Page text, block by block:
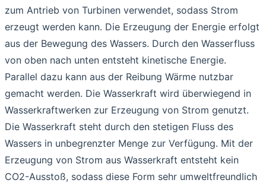
zum Antrieb von Turbinen verwendet, sodass Strom
erzeugt werden kann. Die Erzeugung der Energie erfolgt
aus der Bewegung des Wassers. Durch den Wasserfluss
von oben nach unten entsteht kinetische Energie.
Parallel dazu kann aus der Reibung Wärme nutzbar
gemacht werden. Die Wasserkraft wird überwiegend in
Wasserkraftwerken zur Erzeugung von Strom genutzt.
Die Wasserkraft steht durch den stetigen Fluss des
Wassers in unbegrenzter Menge zur Verfügung. Mit der
Erzeugung von Strom aus Wasserkraft entsteht kein
CO2-Ausstoß, sodass diese Form sehr umweltfreundlich